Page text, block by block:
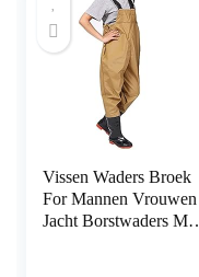
Vissen Waders Broek
For Mannen Vrouwen
Jacht Borstwaders Met